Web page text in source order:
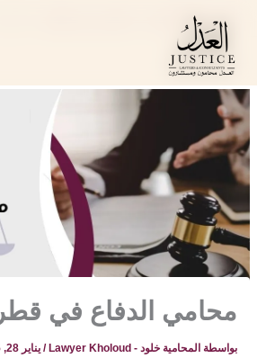
المحتوى
المدونة القانونية
محامي الدفاع في قطر
بواسطة المحامية خلود - Lawyer Kholoud /يناير 28, 2025